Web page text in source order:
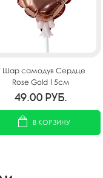
Шар самодув Сердце
Rose Gold 15см
49.00 руб.
В КОРЗИНУ